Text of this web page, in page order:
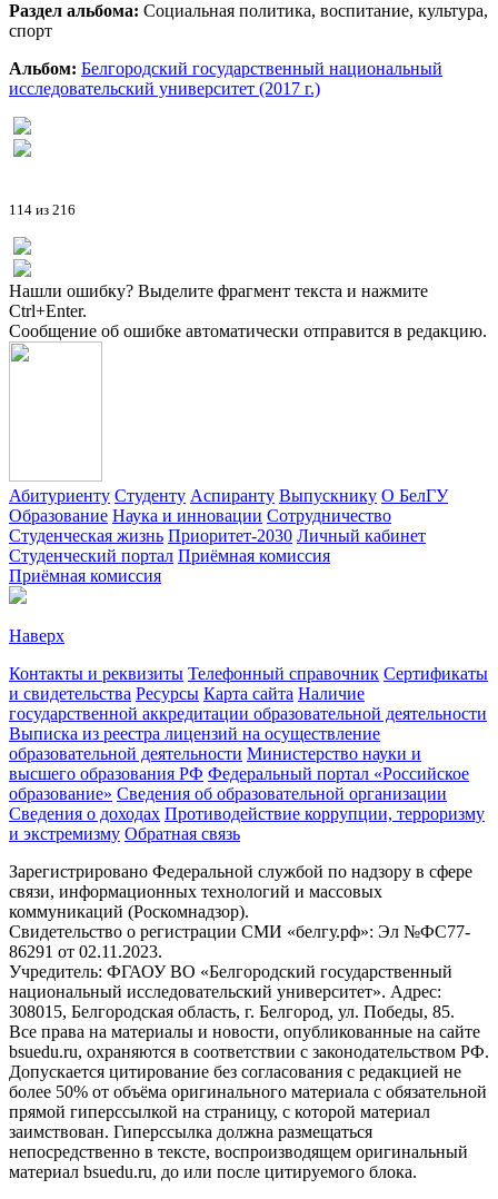
Раздел альбома: Социальная политика, воспитание, культура,
спорт
Альбом: Белгородский государственный национальный
исследовательский университет (2017 г.)
114 из 216
Нашли ошибку? Выделите фрагмент текста и нажмите
Ctrl+Enter.
Сообщение об ошибке автоматически отправится в редакцию.
Абитуриенту Студенту Аспиранту Выпускнику О БелГУ
Образование Наука и инновации Сотрудничество
Студенческая жизнь Приоритет-2030 Личный кабинет
Студенческий портал Приёмная комиссия
Приёмная комиссия
Наверх
Контакты и реквизиты Телефонный справочник Сертификаты
и свидетельства Ресурсы Карта сайта Наличие
государственной аккредитации образовательной деятельности
Выписка из реестра лицензий на осуществление
образовательной деятельности Министерствo науки и
высшего образования РФ Федеральный портал «Российское
образование» Сведения об образовательной организации
Сведения о доходах Противодействие коррупции, терроризму
и экстремизму Обратная связь
Зарегистрировано Федеральной службой по надзору в сфере
связи, информационных технологий и массовых
коммуникаций (Роскомнадзор).
Свидетельство о регистрации СМИ «белгу.рф»: Эл №ФС77-
86291 от 02.11.2023.
Учредитель: ФГАОУ ВО «Белгородский государственный
национальный исследовательский университет». Адрес:
308015, Белгородская область, г. Белгород, ул. Победы, 85.
Все права на материалы и новости, опубликованные на сайте
bsuedu.ru, охраняются в соответствии с законодательством РФ.
Допускается цитирование без согласования с редакцией не
более 50% от объёма оригинального материала с обязательной
прямой гиперссылкой на страницу, с которой материал
заимствован. Гиперссылка должна размещаться
непосредственно в тексте, воспроизводящем оригинальный
материал bsuedu.ru, до или после цитируемого блока.